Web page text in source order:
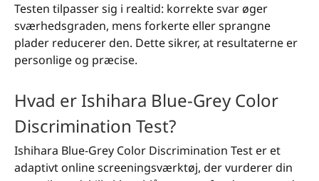
Testen tilpasser sig i realtid: korrekte svar øger
sværhedsgraden, mens forkerte eller sprangne
plader reducerer den. Dette sikrer, at resultaterne er
personlige og præcise.
Hvad er Ishihara Blue-Grey Color
Discrimination Test?
Ishihara Blue-Grey Color Discrimination Test er et
adaptivt online screeningsværktøj, der vurderer din